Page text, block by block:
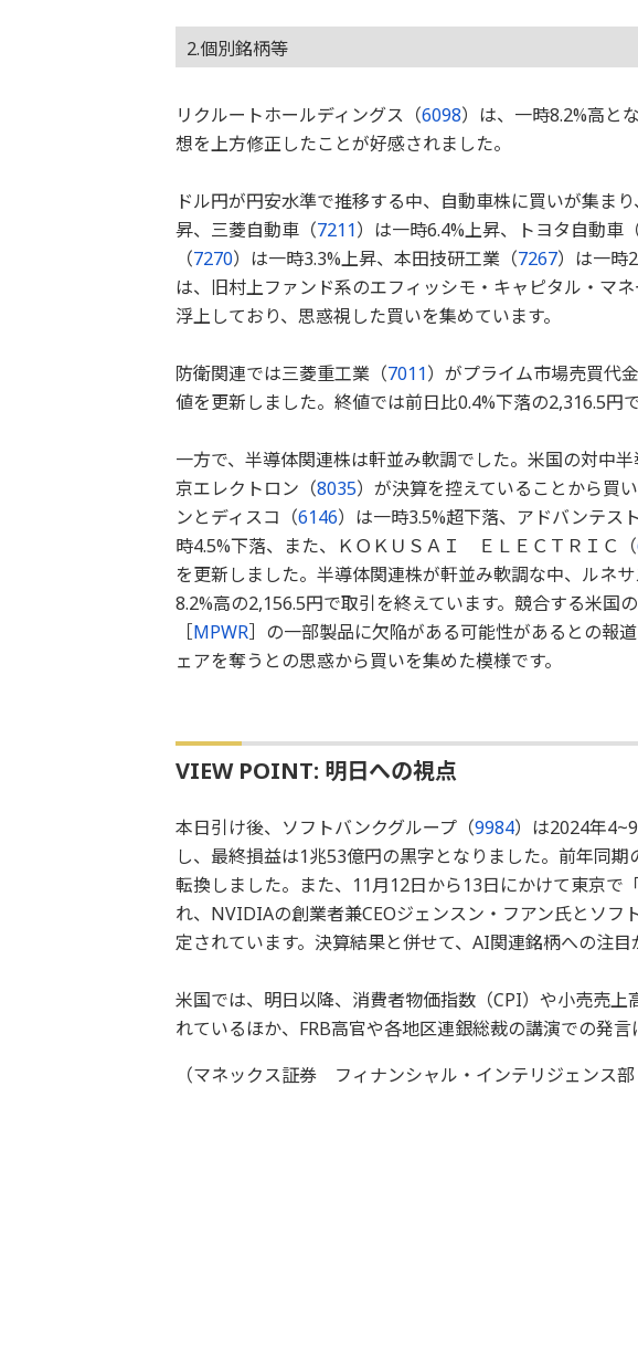
2.個別銘柄等
リクルートホールディングス（6098）は、一時8.2%高と
想を上方修正したことが好感されました。
ドル円が円安水準で推移する中、自動車株に買いが集ま
昇、三菱自動車（7211）は一時6.4%上昇、トヨタ自動車
（7270）は一時3.3%上昇、本田技研工業（7267）は一時
は、旧村上ファンド系のエフィッシモ・キャピタル・マ
浮上しており、思惑視した買いを集めています。
防衛関連では三菱重工業（7011）がプライム市場売買代
値を更新しました。終値では前日比0.4%下落の2,316.5円
一方で、半導体関連株は軒並み軟調でした。米国の対中
京エレクトロン（8035）が決算を控えていることから買
ンとディスコ（6146）は一時3.5%超下落、アドバンテス
時4.5%下落、また、ＫＯＫＵＳＡＩ ＥＬＥＣＴＲＩＣ（
を更新しました。半導体関連株が軒並み軟調な中、ルネ
8.2%高の2,156.5円で取引を終えています。競合する米国
［MPWR］の一部製品に欠陥がある可能性があるとの報
ェアを奪うとの思惑から買いを集めた模様です。
VIEW POINT: 明日への視点
本日引け後、ソフトバンクグループ（9984）は2024年
し、最終損益は1兆53億円の黒字となりました。前年同
転換しました。また、11月12日から13日にかけて東京
れ、NVIDIAの創業者兼CEOジェンスン・フアン氏とソフ
定されています。決算結果と併せて、AI関連銘柄への注目
米国では、明日以降、消費者物価指数（CPI）や小売売
れているほか、FRB高官や各地区連銀総裁の講演での発言
（マネックス証券 フィナンシャル・インテリジェンス